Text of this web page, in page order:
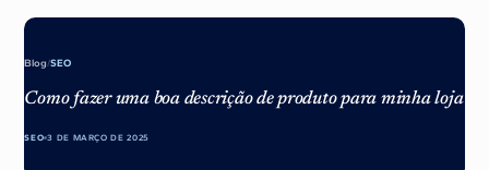
Blog/SEO
Como fazer uma boa descrição de produto para minha loja
SEO 3 DE MARÇO DE 2025